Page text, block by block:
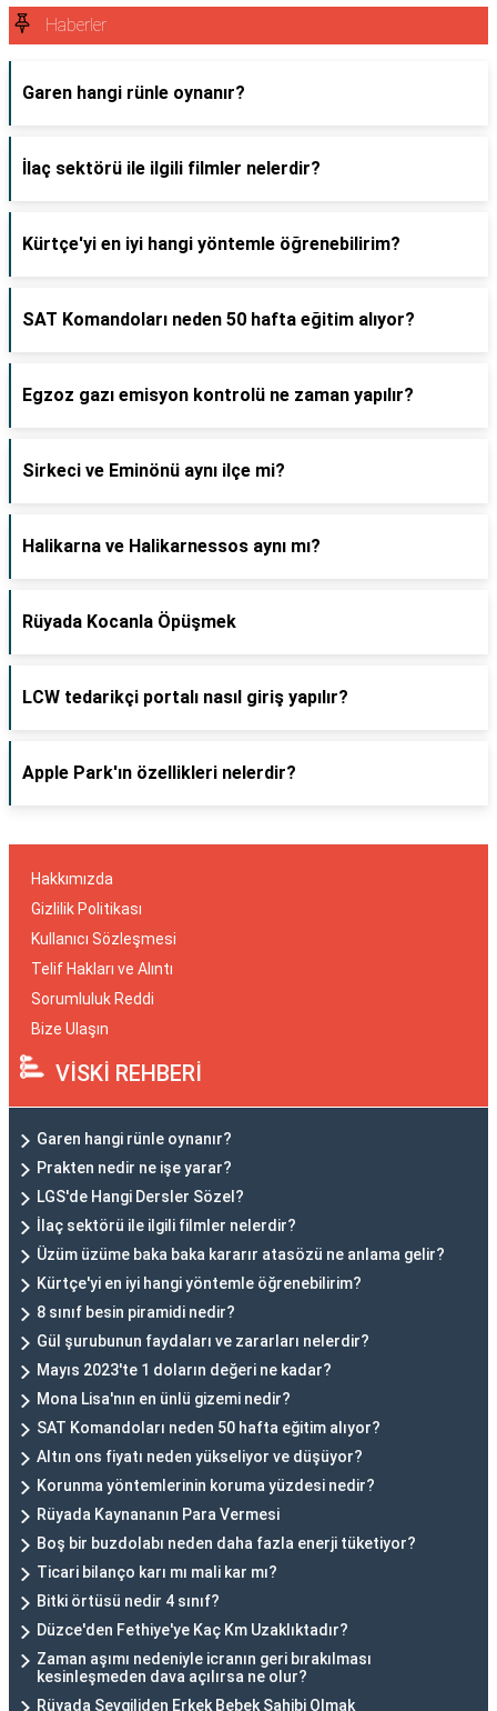
Haberler
Garen hangi rünle oynanır?
İlaç sektörü ile ilgili filmler nelerdir?
Kürtçe'yi en iyi hangi yöntemle öğrenebilirim?
SAT Komandoları neden 50 hafta eğitim alıyor?
Egzoz gazı emisyon kontrolü ne zaman yapılır?
Sirkeci ve Eminönü aynı ilçe mi?
Halikarna ve Halikarnessos aynı mı?
Rüyada Kocanla Öpüşmek
LCW tedarikçi portalı nasıl giriş yapılır?
Apple Park'ın özellikleri nelerdir?
Hakkımızda
Gizlilik Politikası
Kullanıcı Sözleşmesi
Telif Hakları ve Alıntı
Sorumluluk Reddi
Bize Ulaşın
VİSKİ REHBERİ
Garen hangi rünle oynanır?
Prakten nedir ne işe yarar?
LGS'de Hangi Dersler Sözel?
İlaç sektörü ile ilgili filmler nelerdir?
Üzüm üzüme baka baka kararır atasözü ne anlama gelir?
Kürtçe'yi en iyi hangi yöntemle öğrenebilirim?
8 sınıf besin piramidi nedir?
Gül şurubunun faydaları ve zararları nelerdir?
Mayıs 2023'te 1 doların değeri ne kadar?
Mona Lisa'nın en ünlü gizemi nedir?
SAT Komandoları neden 50 hafta eğitim alıyor?
Altın ons fiyatı neden yükseliyor ve düşüyor?
Korunma yöntemlerinin koruma yüzdesi nedir?
Rüyada Kaynananın Para Vermesi
Boş bir buzdolabı neden daha fazla enerji tüketiyor?
Ticari bilanço karı mı mali kar mı?
Bitki örtüsü nedir 4 sınıf?
Düzce'den Fethiye'ye Kaç Km Uzaklıktadır?
Zaman aşımı nedeniyle icranın geri bırakılması
kesinleşmeden dava açılırsa ne olur?
Rüyada Sevgiliden Erkek Bebek Sahibi Olmak